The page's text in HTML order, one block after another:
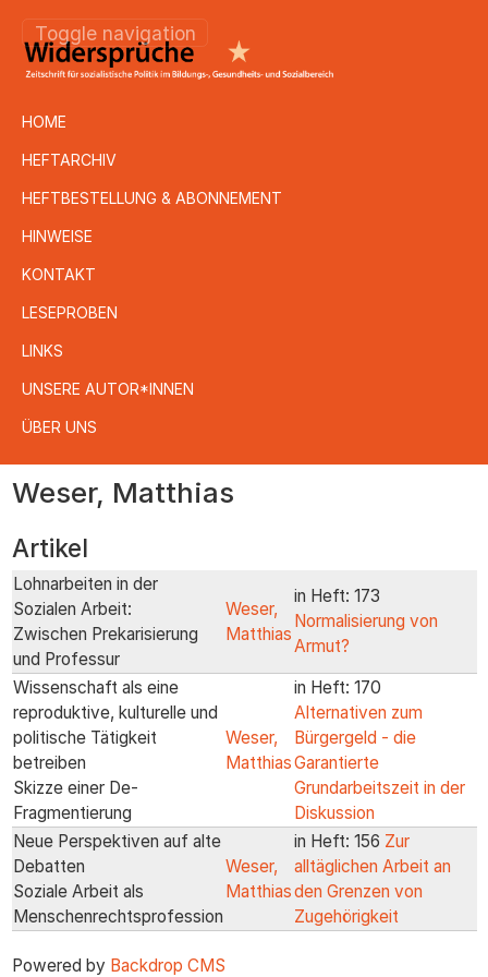
Toggle navigation
HOME
HEFTARCHIV
HEFTBESTELLUNG & ABONNEMENT
HINWEISE
KONTAKT
LESEPROBEN
LINKS
UNSERE AUTOR*INNEN
ÜBER UNS
zum
Weser, Matthias
Artikel
Lohnarbeiten in der
Sozialen Arbeit:
Zwischen Prekarisierung
und Professur
Weser,
Matthias
in Heft: 173
Normalisierung von
Armut?
Wissenschaft als eine
reproduktive, kulturelle und
politische Tätigkeit
betreiben
Skizze einer De-
Fragmentierung
Weser,
Matthias
in Heft: 170
Alternativen zum
Bürgergeld - die
Garantierte
Grundarbeitszeit in der
Diskussion
Neue Perspektiven auf alte
Debatten
Soziale Arbeit als
Menschenrechtsprofession
Weser,
Matthias
in Heft: 156 Zur
alltäglichen Arbeit an
den Grenzen von
Zugehörigkeit
Powered by Backdrop CMS